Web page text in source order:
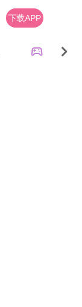
下载APP
sports_esports chevron_right